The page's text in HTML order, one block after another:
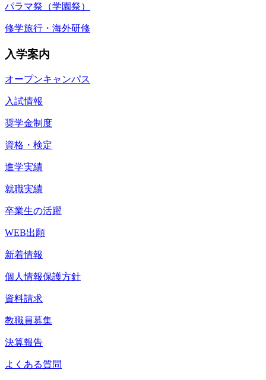
パラマ祭（学園祭）
修学旅行・海外研修
入学案内
オープンキャンパス
入試情報
奨学金制度
資格・検定
進学実績
就職実績
卒業生の活躍
WEB出願
新着情報
個人情報保護方針
資料請求
教職員募集
決算報告
よくある質問